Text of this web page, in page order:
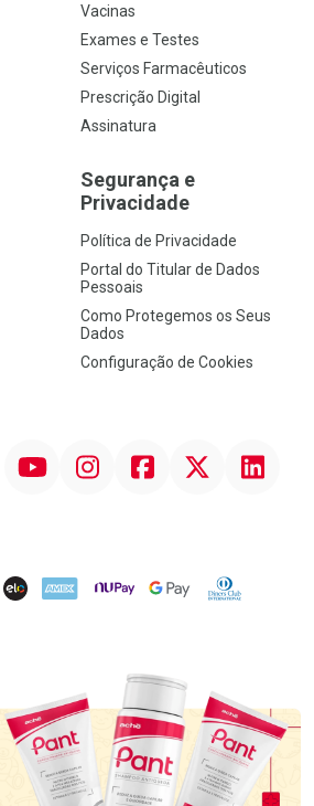
Vacinas
Exames e Testes
Serviços Farmacêuticos
Prescrição Digital
Assinatura
Segurança e
Privacidade
Política de Privacidade
Portal do Titular de Dados
Pessoais
Como Protegemos os Seus
Dados
Configuração de Cookies
InstagramFacebook Linkedin
ELO AMEX NuPay Google PayDiners Club
Destaque